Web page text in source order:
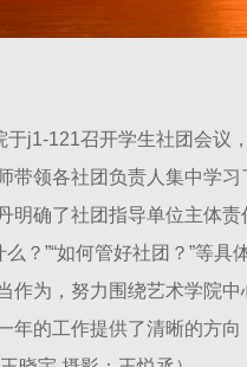
j1-121召开学生社团会议
带领各社团负责人集中学
明确了社团指导单位主体
么？”“如何管好社团？”等
作为，努力围绕艺术学院
年的工作提供了清晰的方